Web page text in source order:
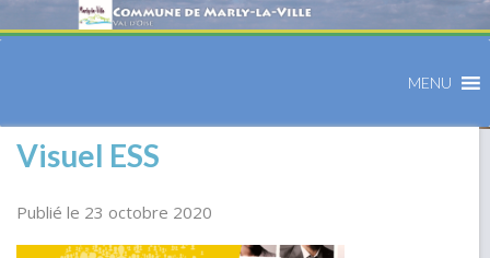
MENU
Visuel ESS
Publié le 23 octobre 2020